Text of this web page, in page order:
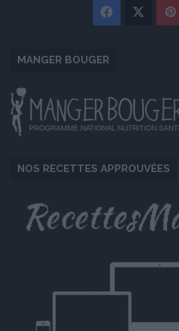
Facebook
MANGER BOUGER
NOS RECETTES APPROUVÉES